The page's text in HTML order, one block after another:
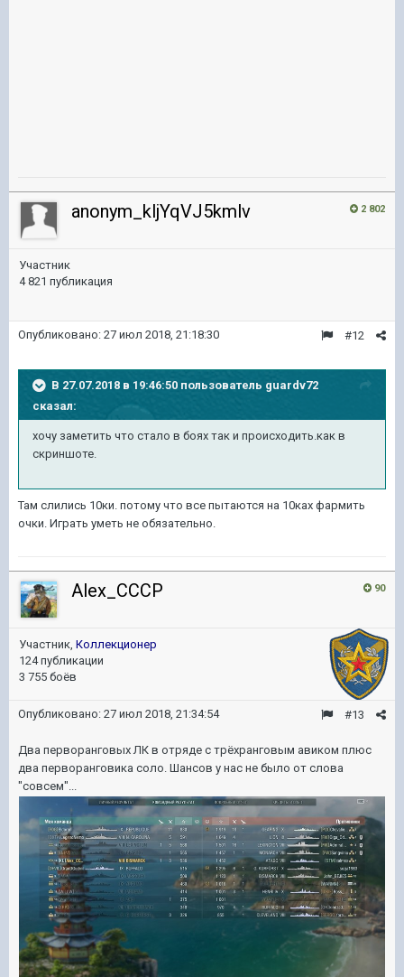
2 802
anonym_kljYqVJ5kmlv
Участник
4 821 публикация
#12
Опубликовано: 27 июл 2018, 21:18:30
В 27.07.2018 в 19:46:50 пользователь guardv72
сказал:
хочу заметить что стало в боях так и происходить.как в
скриншоте.
Там слились 10ки. потому что все пытаются на 10ках фармить
очки. Играть уметь не обязательно.
90
Alex_CCCP
Участник, Коллекционер
124 публикации
3 755 боёв
#13
Опубликовано: 27 июл 2018, 21:34:54
Два перворанговых ЛК в отряде с трёхранговым авиком плюс
два перворанговика соло. Шансов у нас не было от слова
"совсем"...